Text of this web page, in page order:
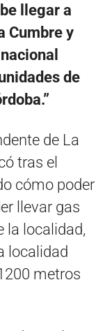
llegar a
Cumbre y
de
de La
tras el
cómo poder
llevar gas
la localidad,
localidad
metros